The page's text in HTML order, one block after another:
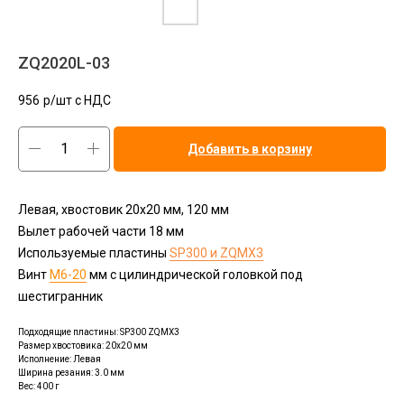
ZQ2020L-03
956 р/шт c НДС
Добавить в корзину
Левая, хвостовик 20х20 мм, 120 мм
Вылет рабочей части 18 мм
Используемые пластины SP300 и ZQMX3
Винт М6-20 мм с цилиндрической головкой под
шестигранник
Подходящие пластины: SP300 ZQMX3
Размер хвостовика: 20x20 мм
Исполнение: Левая
Ширина резания: 3.0 мм
Вес: 400 г